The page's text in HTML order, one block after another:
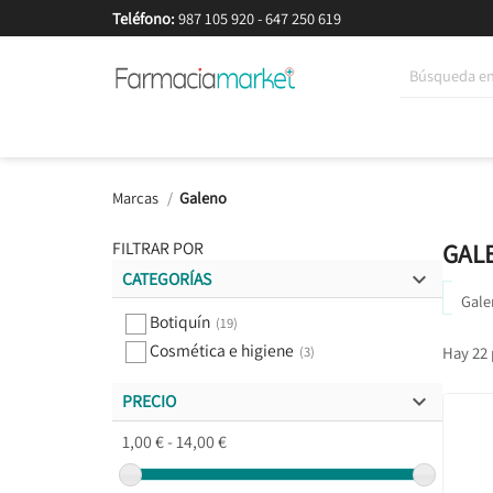
Teléfono: 987 105 920-647 250 619
Marcas Galeno
FILTRAR POR
CATEGORÍAS


Botiquín (19)
Cosmética e higiene (3)
PRECIO


1,00 € - 14,00 €
Hay